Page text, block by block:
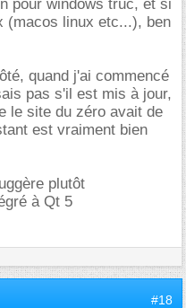
pour windows truc, et si
(macos linux etc...), ben
quand j'ai commencé
pas s'il est mis à jour,
le site du zéro avait de
est vraiment bien
plutôt
à Qt 5
#18